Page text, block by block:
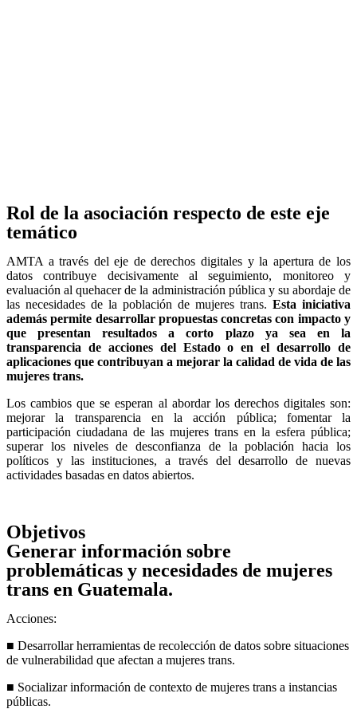
Rol de la asociación respecto de este eje
temático
AMTA a través del eje de derechos digitales y la apertura de los
datos contribuye decisivamente al seguimiento, monitoreo y
evaluación al quehacer de la administración pública y su abordaje de
las necesidades de la población de mujeres trans. Esta iniciativa
además permite desarrollar propuestas concretas con impacto y
que presentan resultados a corto plazo ya sea en la
transparencia de acciones del Estado o en el desarrollo de
aplicaciones que contribuyan a mejorar la calidad de vida de las
mujeres trans.
Los cambios que se esperan al abordar los derechos digitales son:
mejorar la transparencia en la acción pública; fomentar la
participación ciudadana de las mujeres trans en la esfera pública;
superar los niveles de desconfianza de la población hacia los
políticos y las instituciones, a través del desarrollo de nuevas
actividades basadas en datos abiertos.
Objetivos
Generar información sobre
problemáticas y necesidades de mujeres
trans en Guatemala.
Acciones:
■ Desarrollar herramientas de recolección de datos sobre situaciones
de vulnerabilidad que afectan a mujeres trans.
■ Socializar información de contexto de mujeres trans a instancias
públicas.